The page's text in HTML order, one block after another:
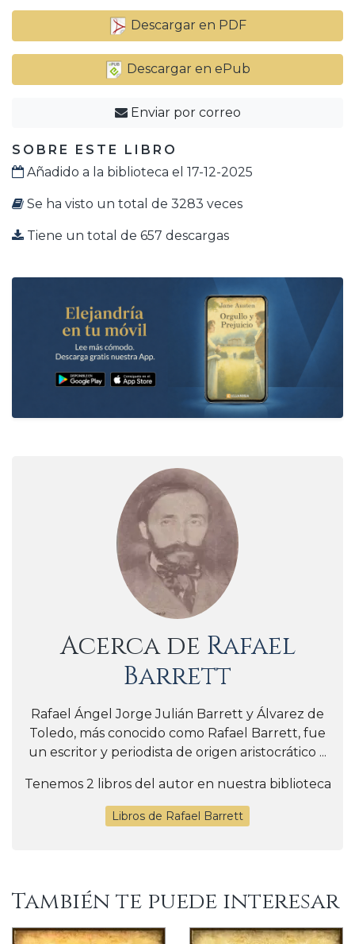
Descargar en PDF
Descargar en ePub
Enviar por correo
SOBRE ESTE LIBRO
Añadido a la biblioteca el 17-12-2025
Se ha visto un total de 3283 veces
Tiene un total de 657 descargas
Acerca de Rafael
Barrett
Rafael Ángel Jorge Julián Barrett y Álvarez de
Toledo, más conocido como Rafael Barrett, fue
un escritor y periodista de origen aristocrático ...
Tenemos 2 libros del autor en nuestra biblioteca
Libros de Rafael Barrett
También te puede interesar